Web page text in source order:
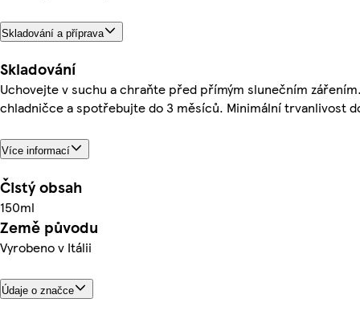
Skladování a příprava
Skladování
Uchovejte v suchu a chraňte před přímým slunečním
chladničce a spotřebujte do 3 měsíců. Minimální trvanlivost
Více informací
Čistý obsah
150ml
Země původu
Vyrobeno v Itálii
Údaje o značce